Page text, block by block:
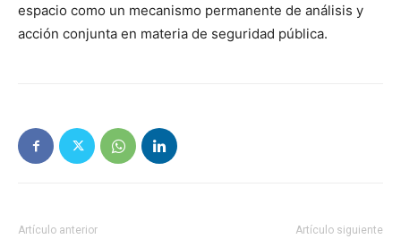
espacio como un mecanismo permanente de análisis y
acción conjunta en materia de seguridad pública.
Artículo anterior Artículo siguiente